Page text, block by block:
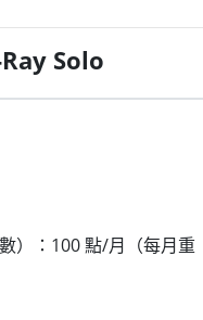
Solo
）：100 點/月（每月重